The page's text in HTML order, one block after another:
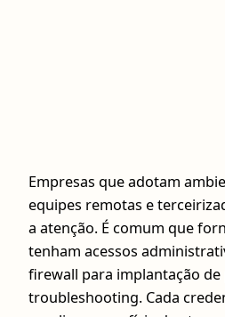
Empresas que adotam
equipes remotas e
a atenção. É comum que
tenham acessos
firewall para implantação
troubleshooting. Cada